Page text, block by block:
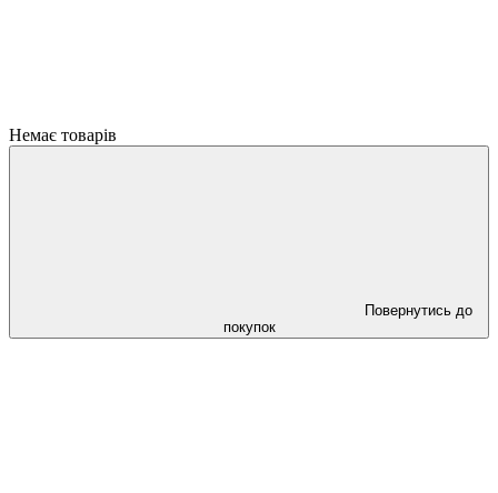
Немає товарів
Повернутись до
покупок